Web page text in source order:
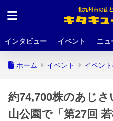
インタビュー イベント ニュ
ホーム イベント イベン
約74,700株のあじ
山公園で「第27回